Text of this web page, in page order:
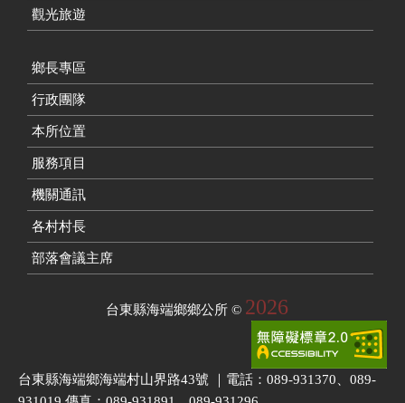
觀光旅遊
鄉長專區
行政團隊
本所位置
服務項目
機關通訊
各村村長
部落會議主席
台東縣海端鄉鄉公所 © 2026
台東縣海端鄉海端村山界路43號 ｜電話：089-931370、089-